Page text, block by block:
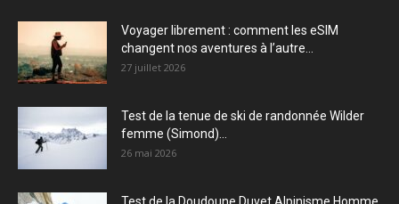
Voyager librement : comment les eSIM
changent nos aventures à l’autre...
27 juillet 2026
Test de la tenue de ski de randonnée Wilder
femme (Simond)...
26 mai 2026
Test de la Doudoune Duvet Alpinisme Homme